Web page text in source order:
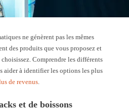
ne génèrent pas les mêmes
des produits que vous proposez et
Comprendre les différents
aider à identifier les options les plus
de revenus
et de boissons